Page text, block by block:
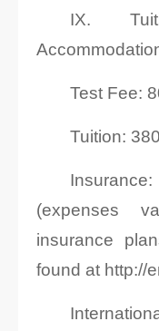
IX.
Test Fee:
Tuition:
(expenses
insurance
found at http://